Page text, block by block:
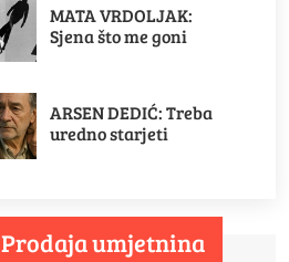
MATA VRDOLJAK:
Sjena što me goni
ARSEN DEDIĆ: Treba
uredno starjeti
Prodaja umjetnina